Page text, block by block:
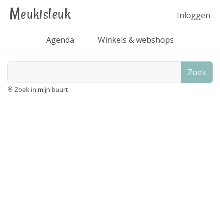
Meukisleuk Inloggen
Agenda Winkels & webshops
Zoek
Zoek in mijn buurt